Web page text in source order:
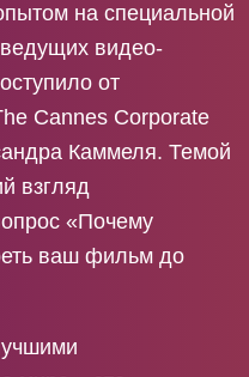
на специальной
видео-
от
Cannes Corporate
Каммеля. Темой
взгляд
«Почему
ваш фильм до